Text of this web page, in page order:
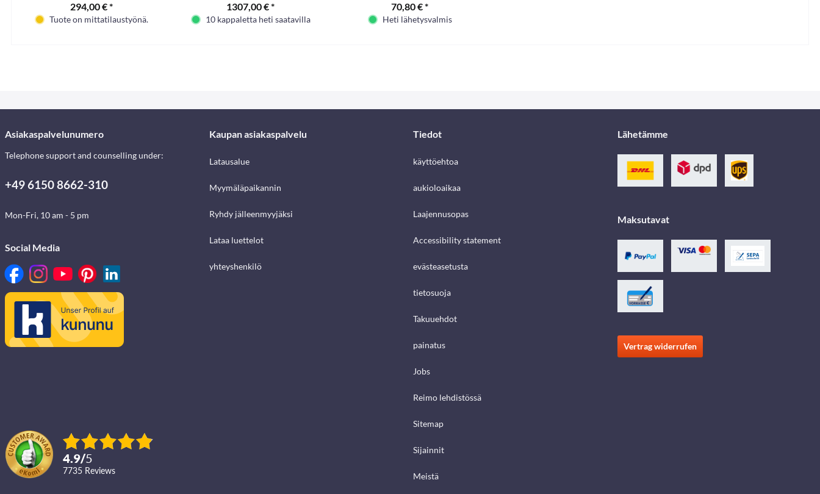
294,00 € *
Tuote on mittatilaustyönä.
1307,00 € *
10 kappaletta heti saatavilla
70,80 € *
Heti lähetysvalmis
Asiakaspalvelunumero
Telephone support and counselling under:
+49 6150 8662-310
Mon-Fri, 10 am - 5 pm
Social Media
4.9/5
7735 reviews
Kaupan asiakaspalvelu
Latausalue
Myymäläpaikannin
Ryhdy jälleenmyyjäksi
Lataa luettelot
yhteyshenkilö
Tiedot
käyttöehtoa
aukioloaikaa
Laajennusopas
Accessibility statement
evästeasetusta
tietosuoja
Takuuehdot
painatus
Jobs
Reimo lehdistössä
Sitemap
Sijainnit
Meistä
Lähetämme
Maksutavat
Vertrag widerrufen